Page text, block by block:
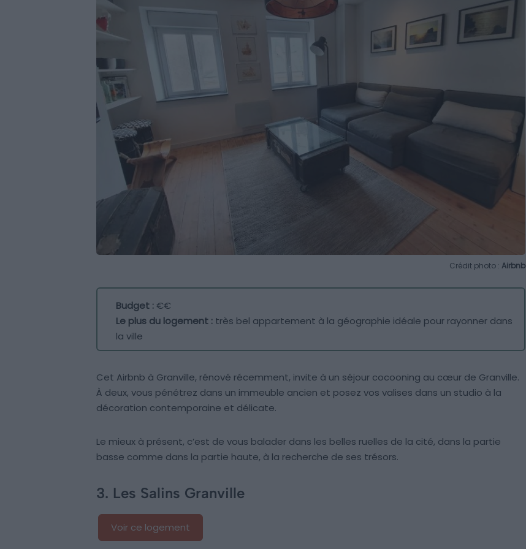
Crédit photo : Airbnb
Budget :€€
Le plus du logement : très bel appartement à la géographie idéale pour rayonner dans
la ville
Cet Airbnb à Granville, rénové récemment, invite à un séjour cocooning au cœur de Granville.
À deux, vous pénétrez dans un immeuble ancien et posez vos valises dans un studio à la
décoration contemporaine et délicate.
Le mieux à présent, c’est de vous balader dans les belles ruelles de la cité, dans la partie
basse comme dans la partie haute, à la recherche de ses trésors.
3. Les Salins Granville
Voir ce logement